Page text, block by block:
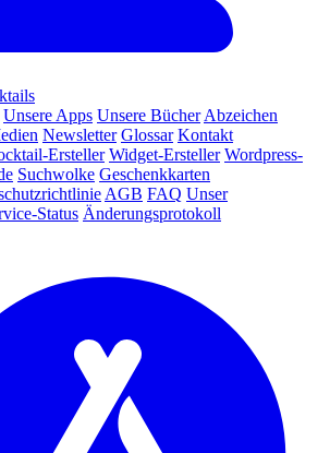
Unsere Apps Unsere Bücher Abzeichen
Newsletter Glossar Kontakt
Ersteller Widget-Ersteller Wordpress-
Suchwolke Geschenkkarten
AGB FAQ Unser
Status Änderungsprotokoll